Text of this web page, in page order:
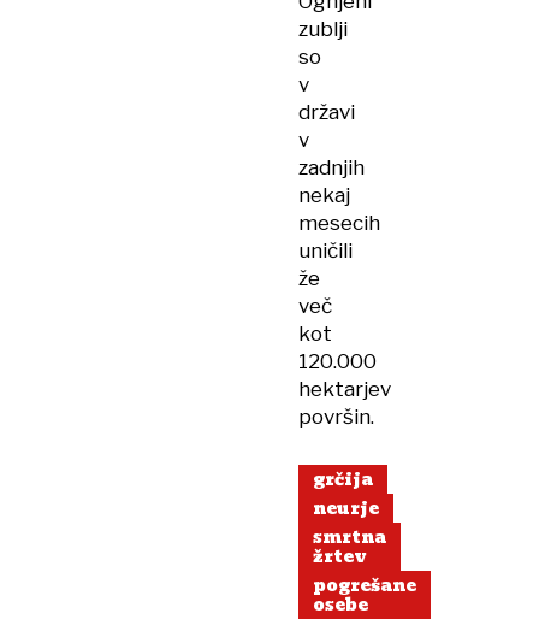
zublji
so
v
državi
v
zadnjih
nekaj
mesecih
uničili
že
več
kot
120.000
hektarjev
površin.
grčija
neurje
smrtna
žrtev
pogrešane
osebe